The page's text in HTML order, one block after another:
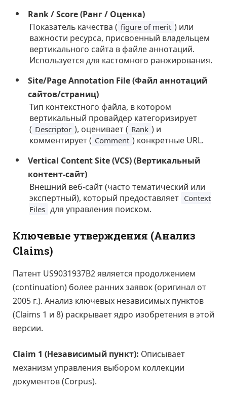
Rank / Score (Ранг / Оценка)
Показатель качества ( figure of merit ) или
важности ресурса, присвоенный владельцем
вертикального сайта в файле аннотаций.
Используется для кастомного ранжирования.
Site/Page Annotation File (Файл аннотаций
сайтов/страниц)
Тип контекстного файла, в котором
вертикальный провайдер категоризирует
( Descriptor ), оценивает ( Rank ) и
комментирует ( Comment ) конкретные URL.
Vertical Content Site (VCS) (Вертикальный
контент-сайт)
Внешний веб-сайт (часто тематический или
экспертный), который предоставляет Context
Files для управления поиском.
Ключевые утверждения (Анализ
Claims)
Патент US9031937B2 является продолжением
(continuation) более ранних заявок (оригинал от
2005 г.). Анализ ключевых независимых пунктов
(Claims 1 и 8) раскрывает ядро изобретения в этой
версии.
Claim 1 (Независимый пункт): Описывает
механизм управления выбором коллекции
документов (Corpus).